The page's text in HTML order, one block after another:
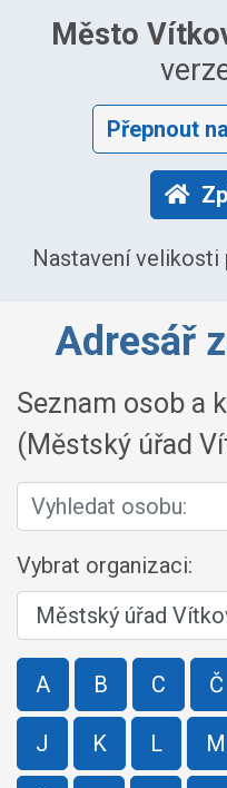
Město
Přepnout
Nastavení velikosti
Adresář
Seznam osob a
(Městský úřad
Vyhledat osobu:
Vybrat organizaci:
A B C Č
J K L M